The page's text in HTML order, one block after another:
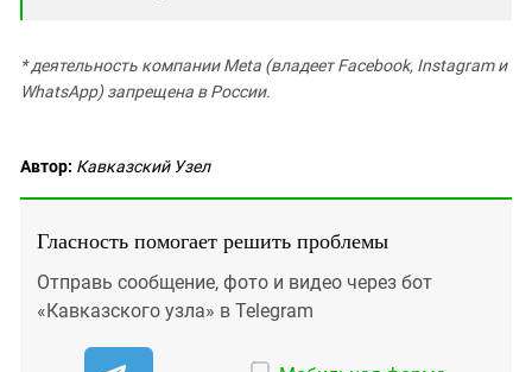
* деятельность компании Meta (владеет Facebook, Instagram и
WhatsApp) запрещена в России.
Автор: Кавказский Узел
Гласность помогает решить проблемы
Отправь сообщение, фото и видео через бот
«Кавказского узла» в Telegram